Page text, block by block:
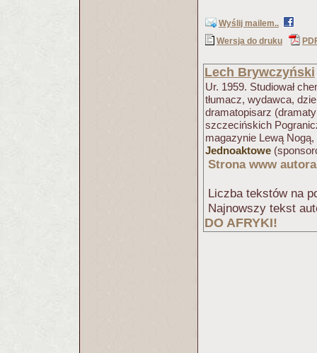
Wyślij mailem..
Wersja do druku
Lech Brywczyński
Ur. 1959. Studiował
tłumacz, wydawca,
dramatopisarz
szczecińskich
magazynie Lewą
Jednoaktowe
Strona www autora
Liczba tekstów na
Najnowszy tekst
DO AFRYKI!